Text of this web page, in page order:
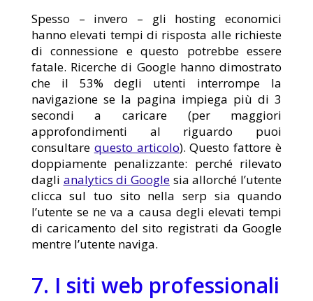
Spesso – invero – gli hosting economici
hanno elevati tempi di risposta alle richieste
di connessione e questo potrebbe essere
fatale. Ricerche di Google hanno dimostrato
che il 53% degli utenti interrompe la
navigazione se la pagina impiega più di 3
secondi a caricare (per maggiori
approfondimenti al riguardo puoi
consultare questo articolo). Questo fattore è
doppiamente penalizzante: perché rilevato
dagli analytics di Google sia allorché l’utente
clicca sul tuo sito nella serp sia quando
l’utente se ne va a causa degli elevati tempi
di caricamento del sito registrati da Google
mentre l’utente naviga.
7. I siti web professionali